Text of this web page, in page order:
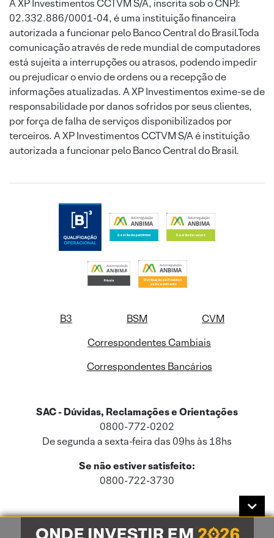
A XP Investimentos CCTVM S/A, inscrita sob o CNPJ:
02.332.886/0001-04, é uma instituição financeira
autorizada a funcionar pelo Banco Central do Brasil.Toda
comunicação através de rede mundial de computadores
está sujeita a interrupções ou atrasos, podendo impedir
ou prejudicar o envio de ordens ou a recepção de
informações atualizadas. A XP Investimentos exime-se de
responsabilidade por danos sofridos por seus clientes,
por força de falha de serviços disponibilizados por
terceiros. A XP Investimentos CCTVM S/A é instituição
autorizada a funcionar pelo Banco Central do Brasil.
B3 BSM
CVM
Correspondentes Cambiais
Correspondentes Bancários
SAC - Dúvidas, Reclamações e Orientações
0800-772-0202
De segunda a sexta-feira das 09hs às 18hs
Se não estiver satisfeito:
0800-722-3730
Este site usa cookies e dados pessoais de acordo com a nossaPolítica de